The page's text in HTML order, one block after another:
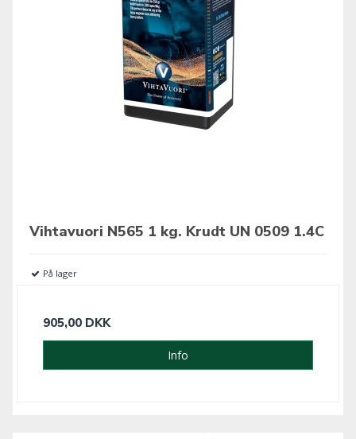
Vihtavuori N565 1 kg. Krudt UN 0509 1.4C
På lager
905,00 DKK
Info